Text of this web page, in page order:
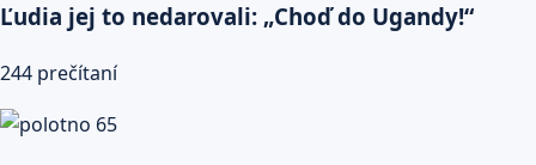
Ľudia jej to nedarovali: „Choď do Ugandy!“
244 prečítaní